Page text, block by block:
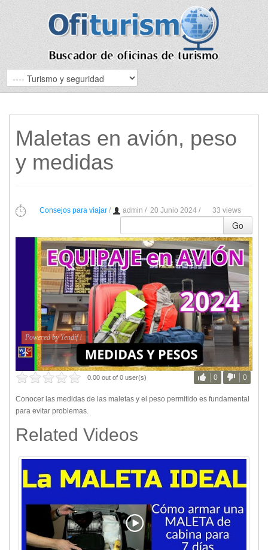
Maletas en avión, peso
y medidas
Consejos para viajar / admin / 20 Junio 2024 / 33 views
Go
0.00 out of 0 user(s) 0 0
Conocer las medidas de las maletas y el peso permitido es fundamental
para evitar problemas.
Related Videos